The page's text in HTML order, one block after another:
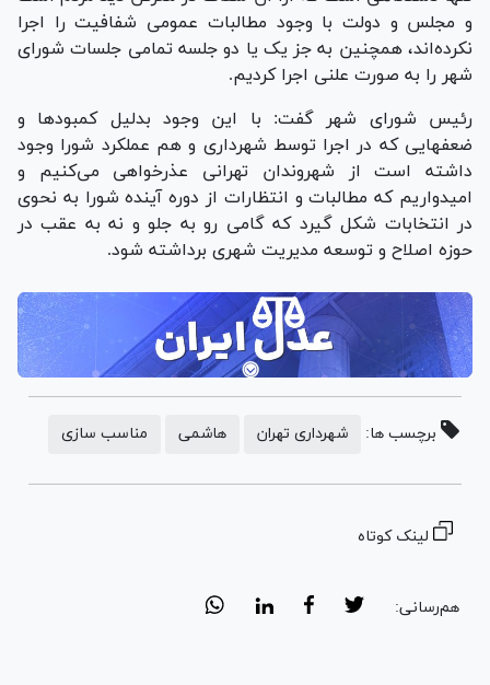
و مجلس و دولت با وجود مطالبات عمومی شفافیت را اجرا
نکرده‌اند، همچنین به جز یک یا دو جلسه تمامی جلسات شورای
شهر را به صورت علنی اجرا کردیم.
رئیس شورای شهر گفت: با این وجود بدلیل کمبودها و
ضعفهایی که در اجرا توسط شهرداری و هم عملکرد شورا وجود
داشته است از شهروندان تهرانی عذرخواهی می‌کنیم و
امیدواریم که مطالبات و انتظارات از دوره آینده شورا به نحوی
در انتخابات شکل گیرد که گامی رو به جلو و نه به عقب در
حوزه اصلاح و توسعه مدیریت شهری برداشته شود.
برچسب ها: شهرداری تهران هاشمی مناسب سازی
لینک کوتاه
هم‌رسانی: